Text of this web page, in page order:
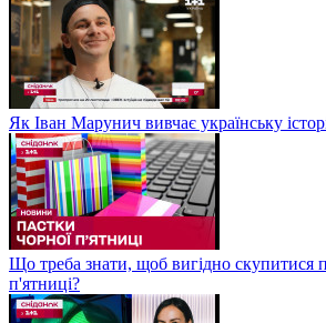
Як Іван Марунич вивчає українську
Що треба знати, щоб вигідно скупитися
п'ятниці?